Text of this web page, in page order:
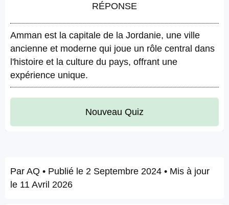
RÉPONSE
Amman est la capitale de la Jordanie, une ville
ancienne et moderne qui joue un rôle central dans
l'histoire et la culture du pays, offrant une
expérience unique.
Nouveau Quiz
Par AQ • Publié le 2 Septembre 2024 • Mis à jour
le 11 Avril 2026